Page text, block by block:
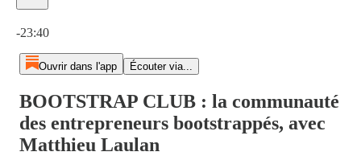
-23:40
Ouvrir dans l'app Écouter via...
BOOTSTRAP CLUB : la communauté
des entrepreneurs bootstrappés, avec
Matthieu Laulan